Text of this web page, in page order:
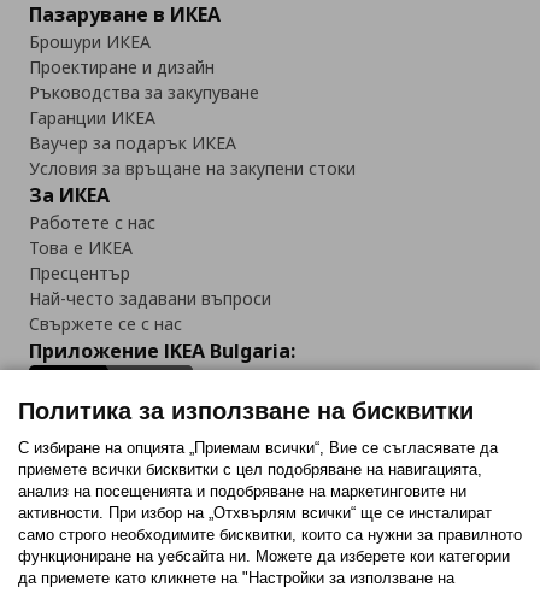
Пазаруване в ИКЕА
Брошури ИКЕА
Проектиране и дизайн
Ръководства за закупуване
Гаранции ИКЕА
Ваучер за подарък ИКЕА
Условия за връщане на закупени стоки
За ИКЕА
Работете с нас
Това е ИКЕА
Пресцентър
Най-често задавани въпроси
Свържете се с нас
Приложение IKEA Bulgaria:
Последвайте ни:
FacebookTwitterYoutubePinterestInstagram
Политика за използване на бисквитки
С избиране на опцията „Приемам всички“, Вие се съгласявате да
приемете всички бисквитки с цел подобряване на навигацията,
анализ на посещенията и подобряване на маркетинговите ни
активности. При избор на „Отхвърлям всички“ ще се инсталират
само строго необходимитe бисквитки, които са нужни за правилното
функциониране на уебсайта ни. Можете да изберете кои категории
да приемете като кликнете на "Настройки за използване на